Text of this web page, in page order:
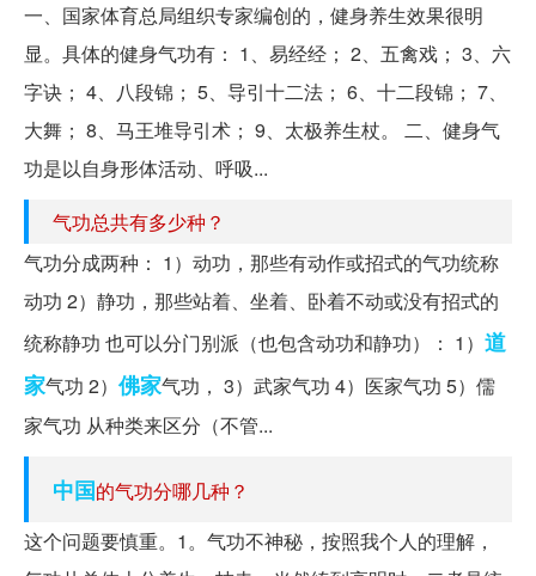
一、国家体育总局组织专家编创的，健身养生效果很明
显。具体的健身气功有： 1、易经经； 2、五禽戏； 3、六
字诀； 4、八段锦； 5、导引十二法； 6、十二段锦； 7、
大舞； 8、马王堆导引术； 9、太极养生杖。 二、健身气
功是以自身形体活动、呼吸...
气功总共有多少种？
气功分成两种： 1）动功，那些有动作或招式的气功统称
动功 2）静功，那些站着、坐着、卧着不动或没有招式的
统称静功 也可以分门别派（也包含动功和静功）： 1） 道
家气功 2） 佛家气功， 3）武家气功 4）医家气功 5）儒
家气功 从种类来区分（不管...
中国的气功分哪几种？
这个问题要慎重。1。气功不神秘，按照我个人的理解，